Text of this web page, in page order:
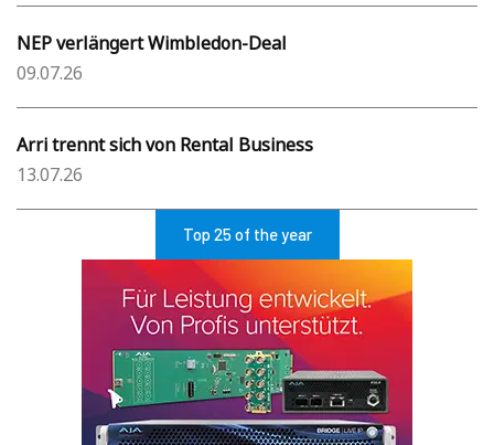
NEP verlängert Wimbledon-Deal
09.07.26
Arri trennt sich von Rental Business
13.07.26
Top 25 of the year